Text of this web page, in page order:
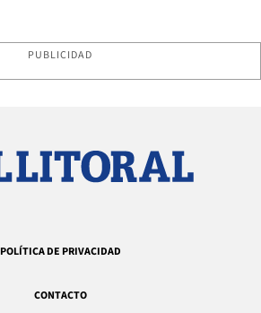
PUBLICIDAD
POLÍTICA DE PRIVACIDAD
CONTACTO